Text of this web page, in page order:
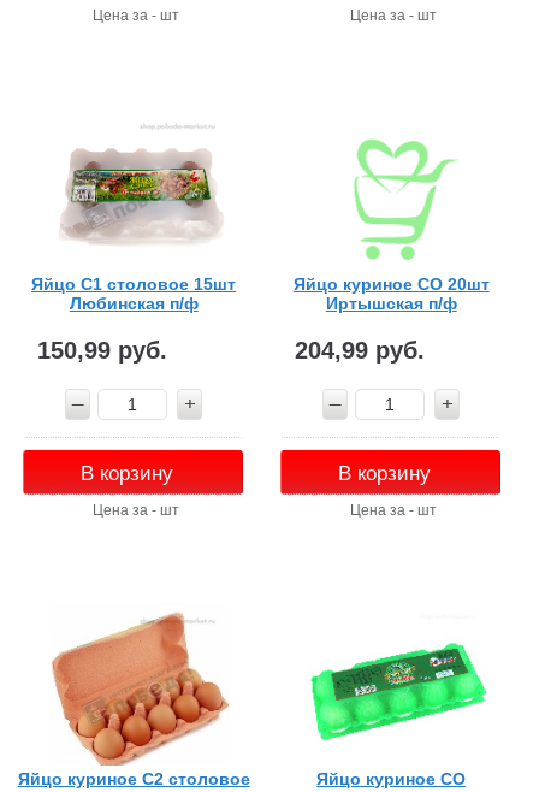
Цена за - шт Цена за - шт
Яйцо С1 столовое 15шт
Любинская п/ф
150,99 руб.
В корзину
Цена за - шт
Яйцо куриное СО 20шт
Иртышская п/ф
204,99 руб.
В корзину
Цена за - шт
Яйцо куриное С2 столовое
Яйцо куриное СО